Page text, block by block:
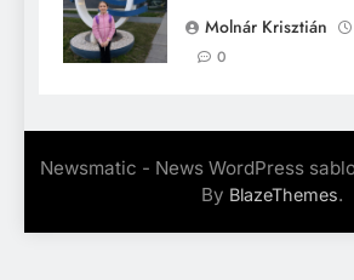
Molnár Krisztián
0
Newsmatic - News WordPress
By BlazeThemes.